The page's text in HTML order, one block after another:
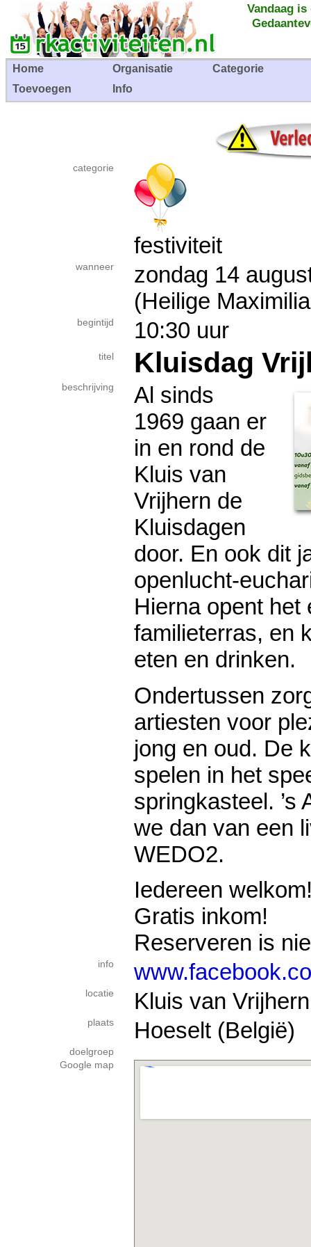
Vandaag
Home Organisatie
Categorie
Toevoegen
Info
categorie
festiviteit
wanneer
zondag 14
(Heilige
begintijd 10:30 uur
titel Kluisdag
beschrijving
Al sinds
1969 gaan er
in en rond de
Kluis van
Vrijhern de
Kluisdagen
door. En ook dit
openlucht-
Hierna opent het
familieterras, en
eten en drinken.
Ondertussen
artiesten voor
jong en oud. De
spelen in het
springkasteel. ’s
we dan van een
WEDO2.
Iedereen
Gratis inkom!
Reserveren is
info
locatie Kluis van
plaats Hoeselt (België)
doelgroep
Google map